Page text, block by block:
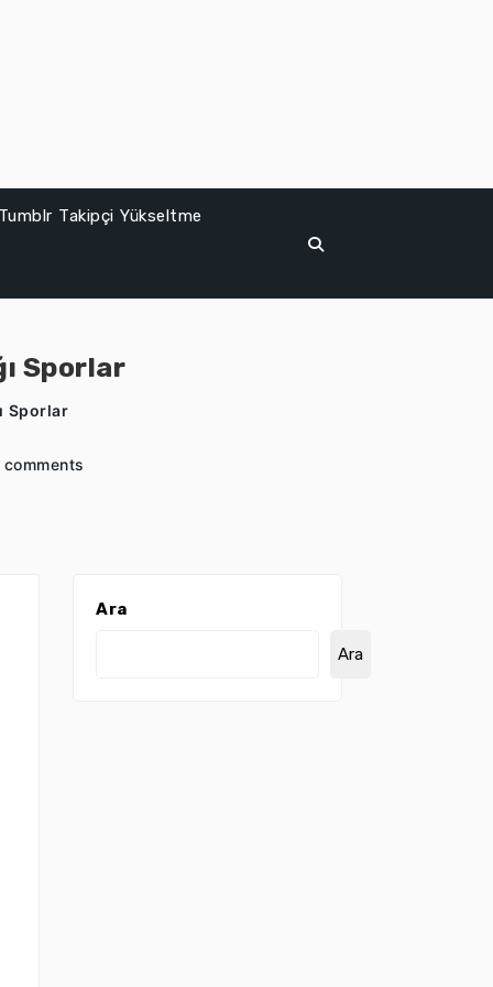
Takipçi Yükseltme
Sporlar
Sporlar
comments
Ara
Ara